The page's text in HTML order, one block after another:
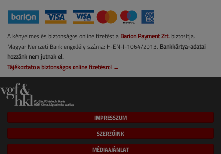
A kényelmes és biztonságos online fizetést a Barion Payment Zrt. biztosítja.
Magyar Nemzeti Bank engedély száma: H-EN-I-1064/2013. Bankkártya-adatai
hozzánk nem jutnak el.
Tájékoztató a biztonságos online fizetésről →
IMPRESSZUM
SZERZŐINK
MÉDIAAJÁNLAT